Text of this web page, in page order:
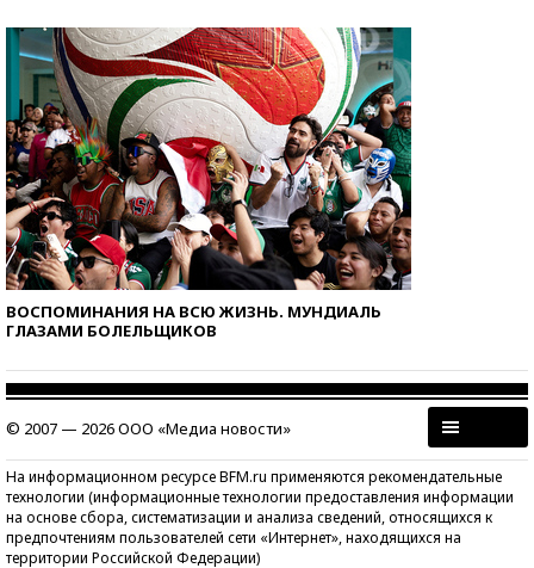
ВОСПОМИНАНИЯ НА ВСЮ ЖИЗНЬ. МУНДИАЛЬ
ГЛАЗАМИ БОЛЕЛЬЩИКОВ
© 2007 — 2026 ООО «Медиа новости»
На информационном ресурсе BFM.ru применяются рекомендательные
технологии (информационные технологии предоставления информации
на основе сбора, систематизации и анализа сведений, относящихся к
предпочтениям пользователей сети «Интернет», находящихся на
территории Российской Федерации)